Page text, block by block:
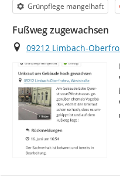
Kategorie
Grünpflege mangelhaft
Fußweg zugewachsen
Ort
09212 Limbach-